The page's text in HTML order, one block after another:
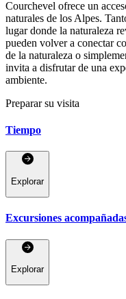
Courchevel ofrece un
naturales de los Alpes.
lugar donde la naturaleza
pueden volver a conectar
de la naturaleza o
invita a disfrutar de una
ambiente.
Preparar su visita
Tiempo
Explorar
Excursiones
Explorar